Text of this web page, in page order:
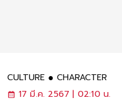
CULTURE
CHARACTER
17 มี.ค. 2567 | 02:10 น.